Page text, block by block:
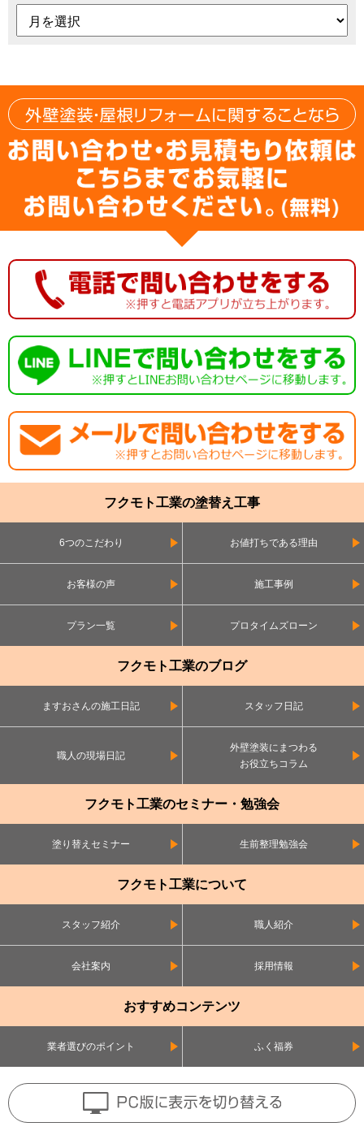
フクモト工業の塗替え工事
6つのこだわり お値打ちである理由
お客様の声 施工事例
プラン一覧 プロタイムズローン
フクモト工業のブログ
ますおさんの施工日記 スタッフ日記
職人の現場日記
外壁塗装にまつわる
お役立ちコラム
フクモト工業のセミナー・勉強会
塗り替えセミナー 生前整理勉強会
フクモト工業について
スタッフ紹介 職人紹介
会社案内 採用情報
おすすめコンテンツ
業者選びのポイント ふく福券